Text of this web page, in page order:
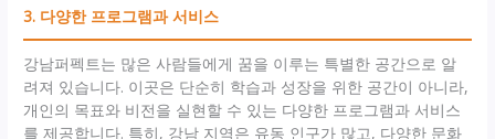
3. 다양한 프로그램과 서비스
강남퍼펙트는 많은 사람들에게 꿈을 이루는 특별한 공간으로 알
려져 있습니다. 이곳은 단순히 학습과 성장을 위한 공간이 아니라,
개인의 목표와 비전을 실현할 수 있는 다양한 프로그램과 서비스
를 제공합니다. 특히, 강남 지역은 유동 인구가 많고, 다양한 문화